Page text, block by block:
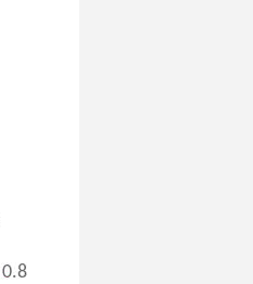
0.8